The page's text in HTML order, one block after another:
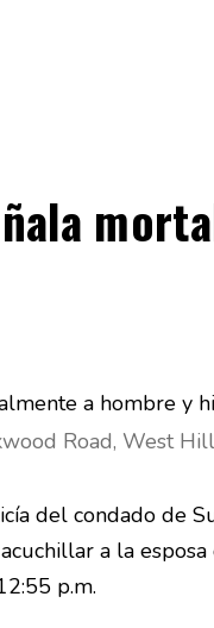
Road, West
del condado de
a la
p.m.